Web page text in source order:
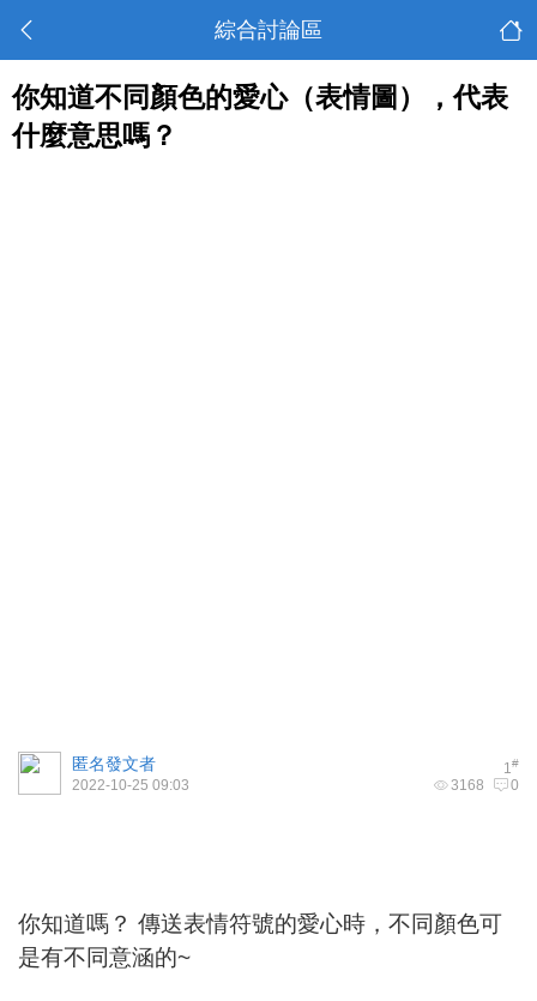
綜合討論區
你知道不同顏色的愛心（表情圖），代表
什麼意思嗎？
1#
匿名發文者
3168 0
2022-10-25 09:03
你知道嗎？ 傳送表情符號的愛心時，不同顏色可
是有不同意涵的~